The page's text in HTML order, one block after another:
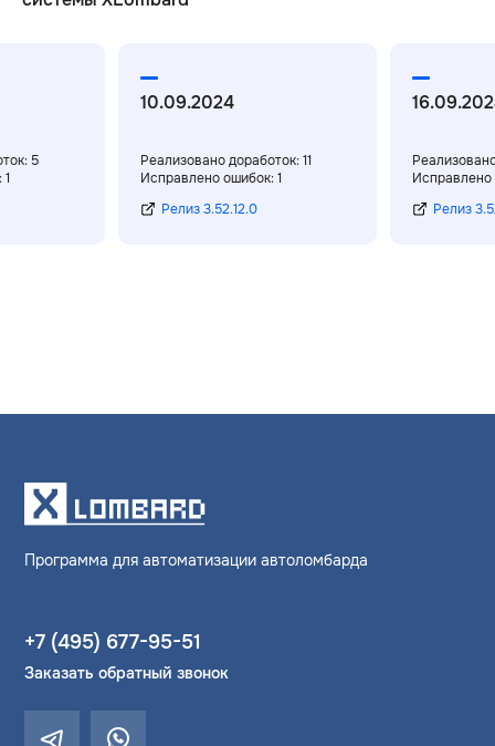
5
10.09.2024
Реализовано доработок: 11
Исправлено ошибок: 1
Релиз 3.52.12.0
Релиз
Программа для автоматизации автоломбарда
+7 (495) 677-95-51
Заказать обратный звонок